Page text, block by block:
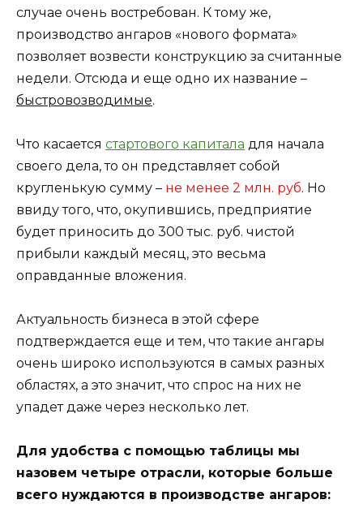
случае очень востребован. К тому же,
производство ангаров «нового формата»
позволяет возвести конструкцию за считанные
недели. Отсюда и еще одно их название –
быстровозводимые.
Что касается стартового капитала для начала
своего дела, то он представляет собой
кругленькую сумму – не менее 2 млн. руб. Но
ввиду того, что, окупившись, предприятие
будет приносить до 300 тыс. руб. чистой
прибыли каждый месяц, это весьма
оправданные вложения.
Актуальность бизнеса в этой сфере
подтверждается еще и тем, что такие ангары
очень широко используются в самых разных
областях, а это значит, что спрос на них не
упадет даже через несколько лет.
Для удобства с помощью таблицы мы
назовем четыре отрасли, которые больше
всего нуждаются в производстве ангаров: